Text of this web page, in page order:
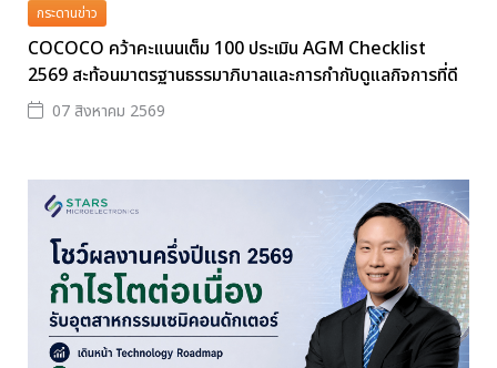
กระดานข่าว
COCOCO คว้าคะแนนเต็ม 100 ประเมิน AGM Checklist
2569 สะท้อนมาตรฐานธรรมาภิบาลและการกำกับดูแลกิจการที่ดี
07 สิงหาคม 2569